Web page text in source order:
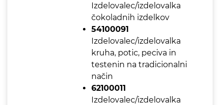
Izdelovalec/izdelovalka
čokoladnih izdelkov
54100091
Izdelovalec/izdelovalka
kruha, potic, peciva in
testenin na tradicionalni
način
62100011
Izdelovalec/izdelovalka